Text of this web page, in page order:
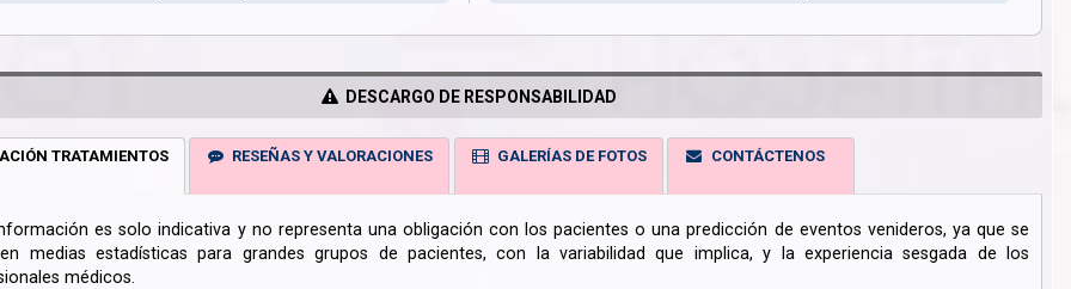
DESCARGO DE RESPONSABILIDAD
TRATAMIENTOS RESEÑAS Y VALORACIONES GALERÍAS DE FOTOS CONTÁCTENOS
es solo indicativa y no representa una obligación con los pacientes o una predicción de eventos venideros, ya que se
medias estadísticas para grandes grupos de pacientes, con la variabilidad que implica, y la experiencia sesgada de los
médicos.